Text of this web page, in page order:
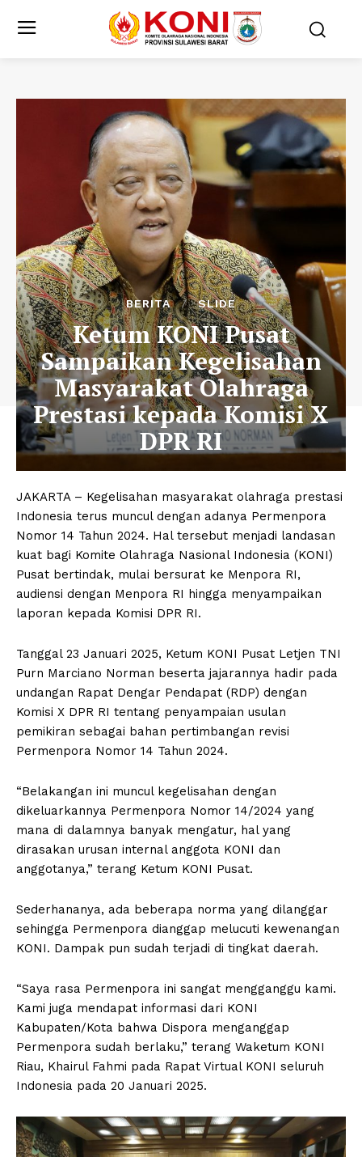
BERITA SLIDE
Ketum KONI Pusat
Sampaikan Kegelisahan
Masyarakat Olahraga
Prestasi kepada Komisi X
DPR RI
JAKARTA – Kegelisahan masyarakat olahraga prestasi
Indonesia terus muncul dengan adanya Permenpora
Nomor 14 Tahun 2024. Hal tersebut menjadi landasan
kuat bagi Komite Olahraga Nasional Indonesia (KONI)
Pusat bertindak, mulai bersurat ke Menpora RI,
audiensi dengan Menpora RI hingga menyampaikan
laporan kepada Komisi DPR RI.
Tanggal 23 Januari 2025, Ketum KONI Pusat Letjen TNI
Purn Marciano Norman beserta jajarannya hadir pada
undangan Rapat Dengar Pendapat (RDP) dengan
Komisi X DPR RI tentang penyampaian usulan
pemikiran sebagai bahan pertimbangan revisi
Permenpora Nomor 14 Tahun 2024.
“Belakangan ini muncul kegelisahan dengan
dikeluarkannya Permenpora Nomor 14/2024 yang
mana di dalamnya banyak mengatur, hal yang
dirasakan urusan internal anggota KONI dan
anggotanya,” terang Ketum KONI Pusat.
Sederhananya, ada beberapa norma yang dilanggar
sehingga Permenpora dianggap melucuti kewenangan
KONI. Dampak pun sudah terjadi di tingkat daerah.
“Saya rasa Permenpora ini sangat mengganggu kami.
Kami juga mendapat informasi dari KONI
Kabupaten/Kota bahwa Dispora menganggap
Permenpora sudah berlaku,” terang Waketum KONI
Riau, Khairul Fahmi pada Rapat Virtual KONI seluruh
Indonesia pada 20 Januari 2025.